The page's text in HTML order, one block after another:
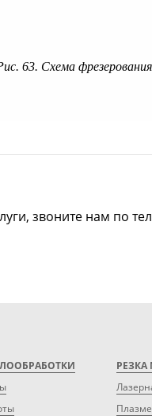
63. Схема
звоните нам по
РЕЗКА